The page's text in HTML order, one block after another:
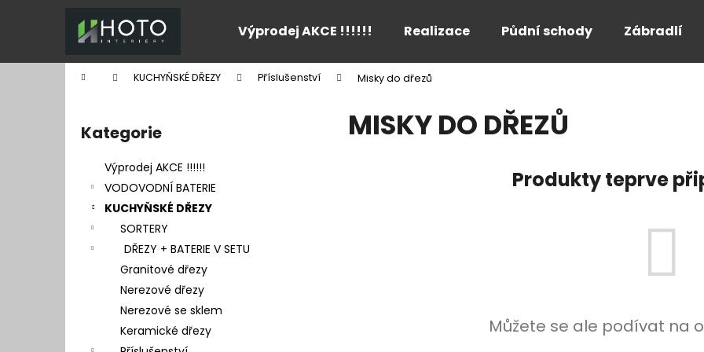
Výprodej AKCE !!!!!! Realizace Půdní schody Zábradlí
Domů KUCHYŇSKÉ DŘEZY Příslušenství Misky do dřezů
Přeskočit
kategorie
Kategorie
Výprodej AKCE !!!!!!
VODOVODNÍ BATERIE
KUCHYŇSKÉ DŘEZY
SORTERY
DŘEZY + BATERIE V SETU
Granitové dřezy
Nerezové dřezy
Nerezové se sklem
Keramické dřezy
MISKY DO DŘEZŮ
Produkty teprve
Můžete se ale podívat na
í
Zpět
do
Zpět
do
Co potřebujete najít?